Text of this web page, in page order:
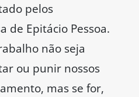
pelos
de Epitácio Pessoa.
não seja
ou punir nossos
mas se for,